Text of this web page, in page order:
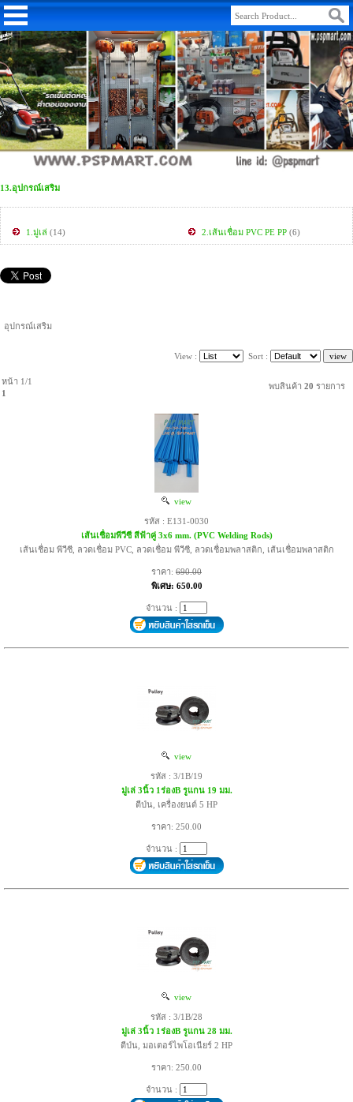
13.อุปกรณ์เสริม
1.มู่เล่ (14) 2.เส้นเชื่อม PVC PE PP (6)
อุปกรณ์เสริม
View : Sort :
หน้า 1/1
1
พบสินค้า 20 รายการ
view
รหัส : E131-0030
เส้นเชื่อมพีวีซี สีฟ้าคู่ 3x6 mm. (PVC Welding Rods)
เส้นเชื่อม พีวีซี, ลวดเชื่อม PVC, ลวดเชื่อม พีวีซี, ลวดเชื่อมพลาสติก, เส้นเชื่อมพลาสติก
ราคา: 690.00
พิเศษ: 650.00
จำนวน :
view
รหัส : 3/1B/19
มู่เล่ 3นิ้ว 1ร่องB รูแกน 19 มม.
ตีป่น, เครื่องยนต์ 5 HP
ราคา: 250.00
จำนวน :
view
รหัส : 3/1B/28
มู่เล่ 3นิ้ว 1ร่องB รูแกน 28 มม.
ตีป่น, มอเตอร์ไพโอเนียร์ 2 HP
ราคา: 250.00
จำนวน :